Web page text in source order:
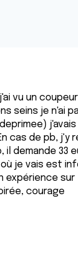
vu un
seins je n'ai
cas de pb, j'y
il demande 33
où je vais est
expérience
courage